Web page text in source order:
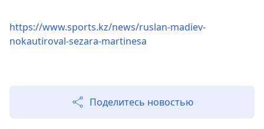
https://www.sports.kz/news/ruslan-madiev-
nokautiroval-sezara-martinesa
Поделитесь новостью